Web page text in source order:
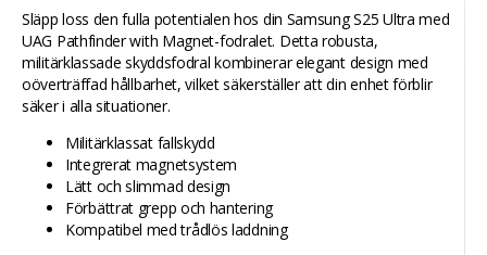
Släpp loss den fulla potentialen hos din Samsung S25 Ultra med
UAG Pathfinder with Magnet-fodralet. Detta robusta,
militärklassade skyddsfodral kombinerar elegant design med
oöverträffad hållbarhet, vilket säkerställer att din enhet förblir
säker i alla situationer.
Militärklassat fallskydd
Integrerat magnetsystem
Lätt och slimmad design
Förbättrat grepp och hantering
Kompatibel med trådlös laddning